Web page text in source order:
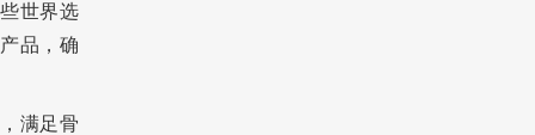
世界选
品，确
满足骨